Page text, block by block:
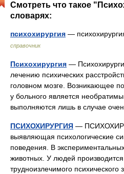
Смотреть что такое
словарях:
психохирургия —
справочник
Психохирургия —
лечению психических
головном мозге. Возникающее
у больного является
выполняются лишь в случае
ПСИХОХИРУРГИЯ —
выявляющая психологические
поведения. В
животных. У людей
трудноизлечимого